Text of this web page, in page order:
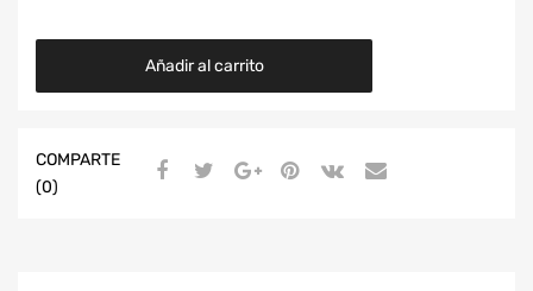
Añadir al carrito
COMPARTE
(0)